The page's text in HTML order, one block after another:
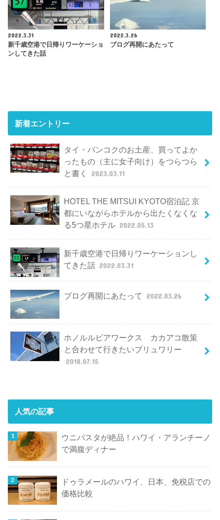
2022.3.31
新千歳空港で日帰りワーケーショ
ンしてきた話
2022.3.26
ブログ再開にあたって
新着エントリー
タイ・バンコクのお土産、買ってよか
ったもの（主に女子向け）をつらつら
と書く
2023.03.11
HOTEL THE MITSUI KYOTO宿泊記 京
都にいながらホテルから出たくなくな
る5つ星ホテル 2022.05.13
新千歳空港で日帰りワーケーションし
てきた話 2022.03.31
ブログ再開にあたって 2022.03.26
ホノルルビアワークス カカアコ散策
と合わせて行きたいブリュワリー
2018.07.15
人気の記事
ウニパスタが絶品！ハワイ・アランチーノ
で満腹ディナー
ドゥラメールのハワイ、日本、免税店での
価格比較